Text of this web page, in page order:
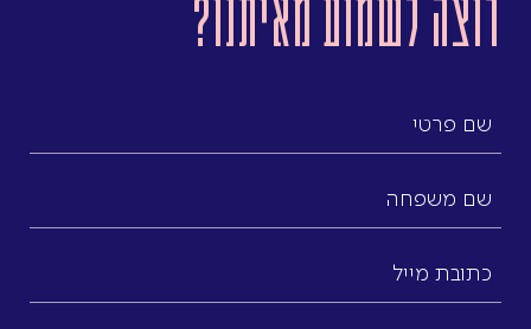
רוצה לשמוע מאיתנו?